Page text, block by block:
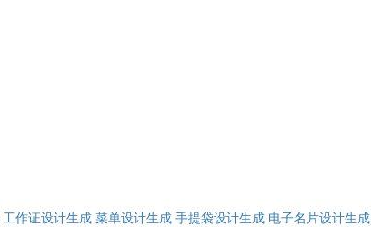
工作证设计生成 菜单设计生成 手提袋设计生成 电子名片设计生成